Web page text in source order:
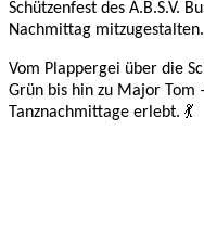
Schützenfest des A.B.S.V.
Nachmittag mitzugestalten.
Vom Plappergei über die
Grün bis hin zu Major Tom
Tanznachmittage erlebt. 💃